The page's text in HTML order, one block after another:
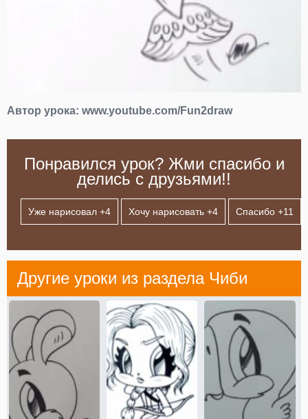
Автор урока: www.youtube.com/Fun2draw
Понравился урок? Жми спасибо и
делись с друзьями!!
Уже нарисовал +4 Хочу нарисовать +4 Спасибо +11
Другие уроки из раздела Чиби